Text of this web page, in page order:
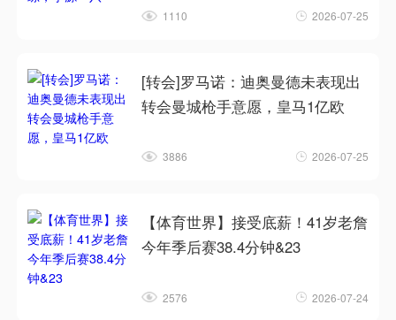
1110 2026-07-25
[转会]罗马诺：迪奥曼德未表现出
转会曼城枪手意愿，皇马1亿欧
3886 2026-07-25
【体育世界】接受底薪！41岁老詹
今年季后赛38.4分钟&23
2576 2026-07-24